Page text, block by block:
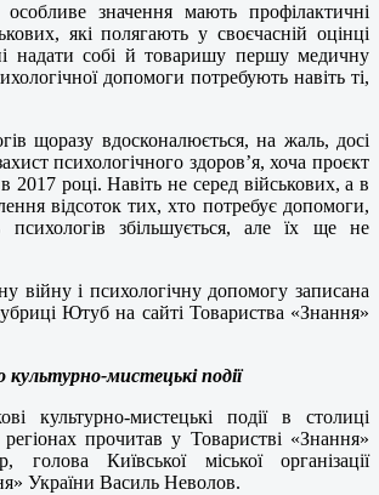
значення мають профілактичні
які полягають у своєчасній оцінці
надати собі й товаришу першу медичну
допомоги потребують навіть ті,
щоразу вдосконалюється, на жаль, досі
психологічного здоров’я, хоча проєкт
2017 році. Навіть не серед військових, а в
відсоток тих, хто потребує допомоги,
психологів збільшується, але їх ще не
війну і психологічну допомогу записана
Ютуб на сайті Товариства «Знання»
культурно-мистецькі події
культурно-мистецькі події в столиці
прочитав у Товаристві «Знання»
голова Київської міської організації
України Василь Неволов.